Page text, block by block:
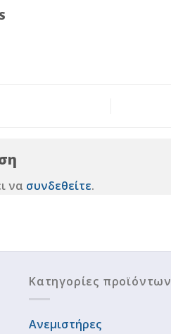
να συνδεθείτε.
Κατηγορίες προϊόντων
Ανεμιστήρες